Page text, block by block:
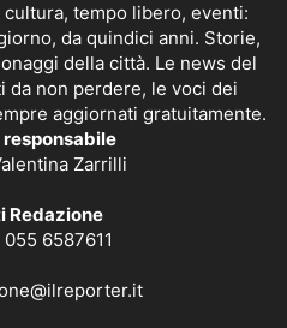
tempo libero, eventi:
da quindici anni. Storie,
della città. Le news del
da non perdere, le voci dei
aggiornati gratuitamente.
Zarrilli
Redazione
6587611